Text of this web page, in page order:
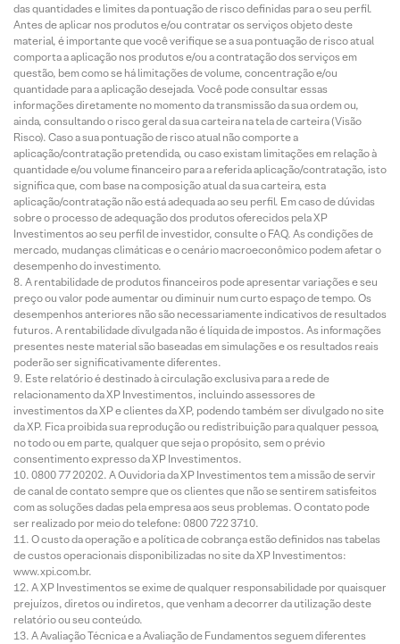
das quantidades e limites da pontuação de risco definidas para o seu perfil.
Antes de aplicar nos produtos e/ou contratar os serviços objeto deste
material, é importante que você verifique se a sua pontuação de risco atual
comporta a aplicação nos produtos e/ou a contratação dos serviços em
questão, bem como se há limitações de volume, concentração e/ou
quantidade para a aplicação desejada. Você pode consultar essas
informações diretamente no momento da transmissão da sua ordem ou,
ainda, consultando o risco geral da sua carteira na tela de carteira (Visão
Risco). Caso a sua pontuação de risco atual não comporte a
aplicação/contratação pretendida, ou caso existam limitações em relação à
quantidade e/ou volume financeiro para a referida aplicação/contratação, isto
significa que, com base na composição atual da sua carteira, esta
aplicação/contratação não está adequada ao seu perfil. Em caso de dúvidas
sobre o processo de adequação dos produtos oferecidos pela XP
Investimentos ao seu perfil de investidor, consulte o FAQ. As condições de
mercado, mudanças climáticas e o cenário macroeconômico podem afetar o
desempenho do investimento.
A rentabilidade de produtos financeiros pode apresentar variações e seu
preço ou valor pode aumentar ou diminuir num curto espaço de tempo. Os
desempenhos anteriores não são necessariamente indicativos de resultados
futuros. A rentabilidade divulgada não é líquida de impostos. As informações
presentes neste material são baseadas em simulações e os resultados reais
poderão ser significativamente diferentes.
Este relatório é destinado à circulação exclusiva para a rede de
relacionamento da XP Investimentos, incluindo assessores de
investimentos da XP e clientes da XP, podendo também ser divulgado no site
da XP. Fica proibida sua reprodução ou redistribuição para qualquer pessoa,
no todo ou em parte, qualquer que seja o propósito, sem o prévio
consentimento expresso da XP Investimentos.
0800 77 20202. A Ouvidoria da XP Investimentos tem a missão de servir
de canal de contato sempre que os clientes que não se sentirem satisfeitos
com as soluções dadas pela empresa aos seus problemas. O contato pode
ser realizado por meio do telefone: 0800 722 3710.
O custo da operação e a política de cobrança estão definidos nas tabelas
de custos operacionais disponibilizadas no site da XP Investimentos:
www.xpi.com.br.
A XP Investimentos se exime de qualquer responsabilidade por quaisquer
prejuízos, diretos ou indiretos, que venham a decorrer da utilização deste
relatório ou seu conteúdo.
A Avaliação Técnica e a Avaliação de Fundamentos seguem diferentes